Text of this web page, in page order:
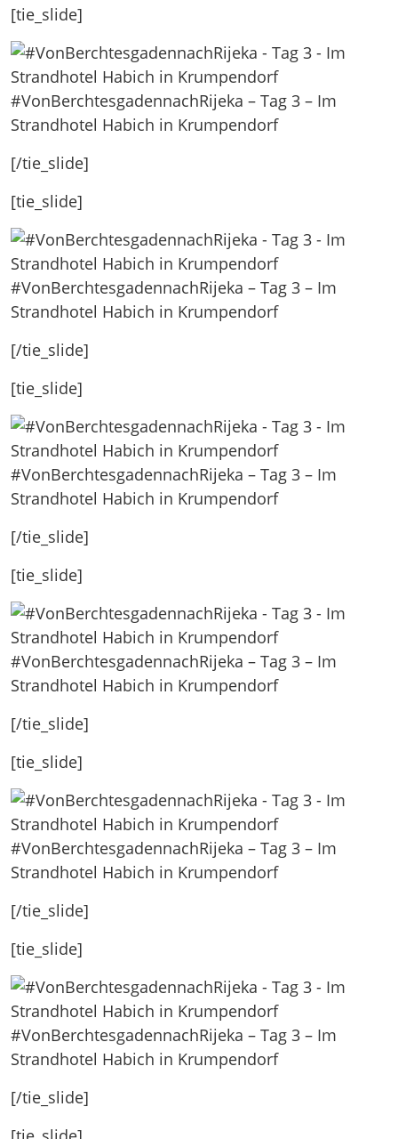
[tie_slide]
#VonBerchtesgadennachRijeka – Tag 3 – Im
Strandhotel Habich in Krumpendorf
[/tie_slide]
[tie_slide]
#VonBerchtesgadennachRijeka – Tag 3 – Im
Strandhotel Habich in Krumpendorf
[/tie_slide]
[tie_slide]
#VonBerchtesgadennachRijeka – Tag 3 – Im
Strandhotel Habich in Krumpendorf
[/tie_slide]
[tie_slide]
#VonBerchtesgadennachRijeka – Tag 3 – Im
Strandhotel Habich in Krumpendorf
[/tie_slide]
[tie_slide]
#VonBerchtesgadennachRijeka – Tag 3 – Im
Strandhotel Habich in Krumpendorf
[/tie_slide]
[tie_slide]
#VonBerchtesgadennachRijeka – Tag 3 – Im
Strandhotel Habich in Krumpendorf
[/tie_slide]